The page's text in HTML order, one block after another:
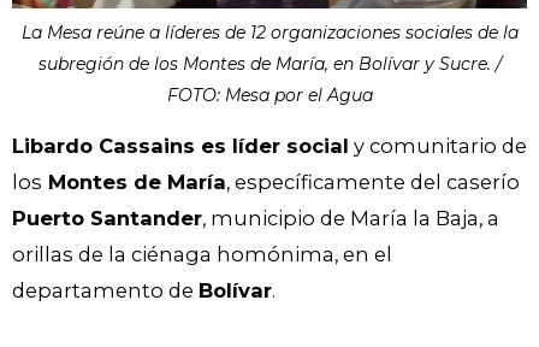
La Mesa reúne a líderes de 12 organizaciones sociales de la
subregión de los Montes de María, en Bolívar y Sucre. /
FOTO: Mesa por el Agua
Libardo Cassains es líder social y comunitario de
los Montes de María, específicamente del caserío
Puerto Santander, municipio de María la Baja, a
orillas de la ciénaga homónima, en el
departamento de Bolívar.